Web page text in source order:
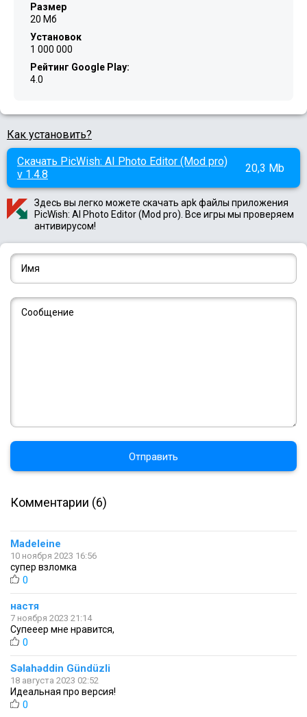
Размер
20 Мб
Установок
1 000 000
Рейтинг Google Play:
4.0
Как установить?
Скачать PicWish: AI Photo Editor (Mod pro)
v 1.4.8
20,3 Mb
Здесь вы легко можете скачать apk файлы приложения
PicWish: AI Photo Editor (Mod pro). Все игры мы проверяем
антивирусом!
Отправить
Комментарии (6)
Madeleine
10 ноября 2023 16:56
супер взломка
0
настя
7 ноября 2023 21:14
Супееер мне нравится,
0
Səlahəddin Gündüzli
18 августа 2023 02:52
Идеальная про версия!
0